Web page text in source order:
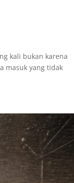
kali bukan karena
masuk yang tidak